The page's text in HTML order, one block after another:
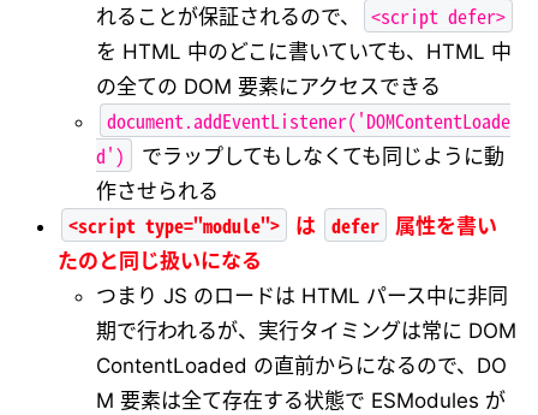
れることが保証されるので、
<script defer>
を HTML 中のどこに書いていても、HTML 中
の全ての DOM 要素にアクセスできる
document.addEventListener('DOMContentLoade
d')
でラップしてもしなくても同じように動
作させられる
<script type="module"> は defer
属性を書い
たのと同じ扱いになる
つまり JS のロードは HTML パース中に非同
期で行われるが、実行タイミングは常に DOM
ContentLoaded の直前からになるので、DO
M 要素は全て存在する状態で ESModules が